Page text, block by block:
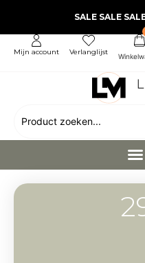
SALE SALE
Mijn account Verlanglijst